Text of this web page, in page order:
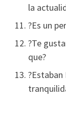
la
?Es un
?Te
que?
?Estaban